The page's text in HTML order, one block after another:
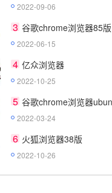
2022-09-06
3 谷歌chrome浏览器85版
2022-06-15
4 亿众浏览器
2022-10-25
5 谷歌chrome浏览器
2022-03-24
6 火狐浏览器38版
2022-10-26